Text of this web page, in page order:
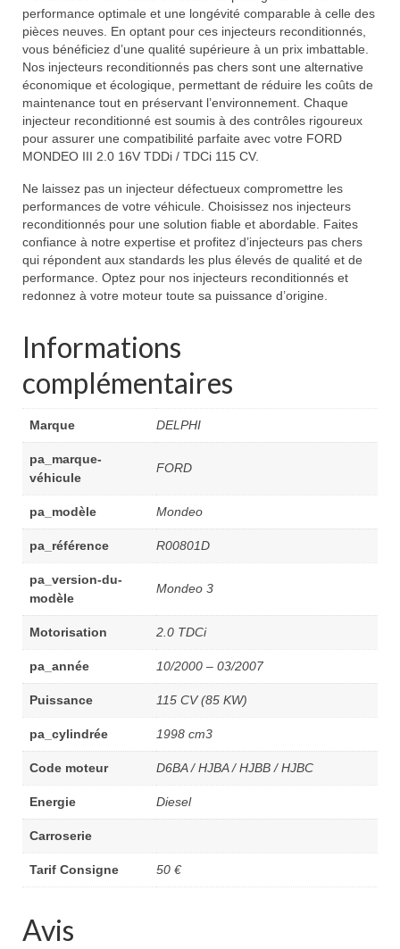
performance optimale et une longévité comparable à celle des
pièces neuves. En optant pour ces injecteurs reconditionnés,
vous bénéficiez d’une qualité supérieure à un prix imbattable.
Nos injecteurs reconditionnés pas chers sont une alternative
économique et écologique, permettant de réduire les coûts de
maintenance tout en préservant l’environnement. Chaque
injecteur reconditionné est soumis à des contrôles rigoureux
pour assurer une compatibilité parfaite avec votre FORD
MONDEO III 2.0 16V TDDi / TDCi 115 CV.
Ne laissez pas un injecteur défectueux compromettre les
performances de votre véhicule. Choisissez nos injecteurs
reconditionnés pour une solution fiable et abordable. Faites
confiance à notre expertise et profitez d’injecteurs pas chers
qui répondent aux standards les plus élevés de qualité et de
performance. Optez pour nos injecteurs reconditionnés et
redonnez à votre moteur toute sa puissance d’origine.
Informations
complémentaires
Marque DELPHI
pa_marque-
véhicule
FORD
pa_modèle Mondeo
pa_référence R00801D
pa_version-du-
modèle
Mondeo 3
Motorisation 2.0 TDCi
pa_année 10/2000 – 03/2007
Puissance 115 CV (85 KW)
pa_cylindrée 1998 cm3
Code moteur D6BA / HJBA / HJBB / HJBC
Energie Diesel
Carroserie
Tarif Consigne 50 €
Avis